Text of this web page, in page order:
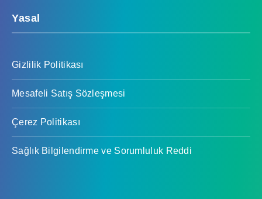
Yasal
Gizlilik Politikası
Mesafeli Satış Sözleşmesi
Çerez Politikası
Sağlık Bilgilendirme ve Sorumluluk Reddi